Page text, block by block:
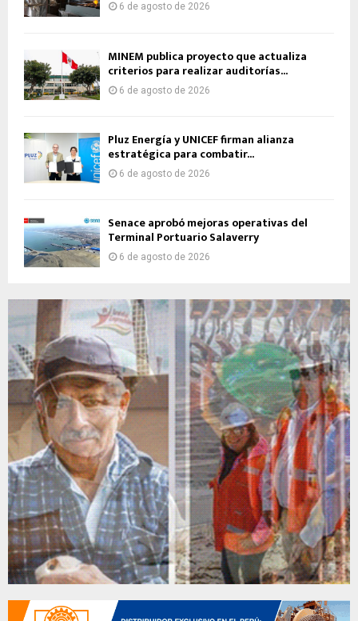
6 de agosto de 2026
MINEM publica proyecto que actualiza
criterios para realizar auditorías...
6 de agosto de 2026
Pluz Energía y UNICEF firman alianza
estratégica para combatir...
6 de agosto de 2026
Senace aprobó mejoras operativas del
Terminal Portuario Salaverry
6 de agosto de 2026